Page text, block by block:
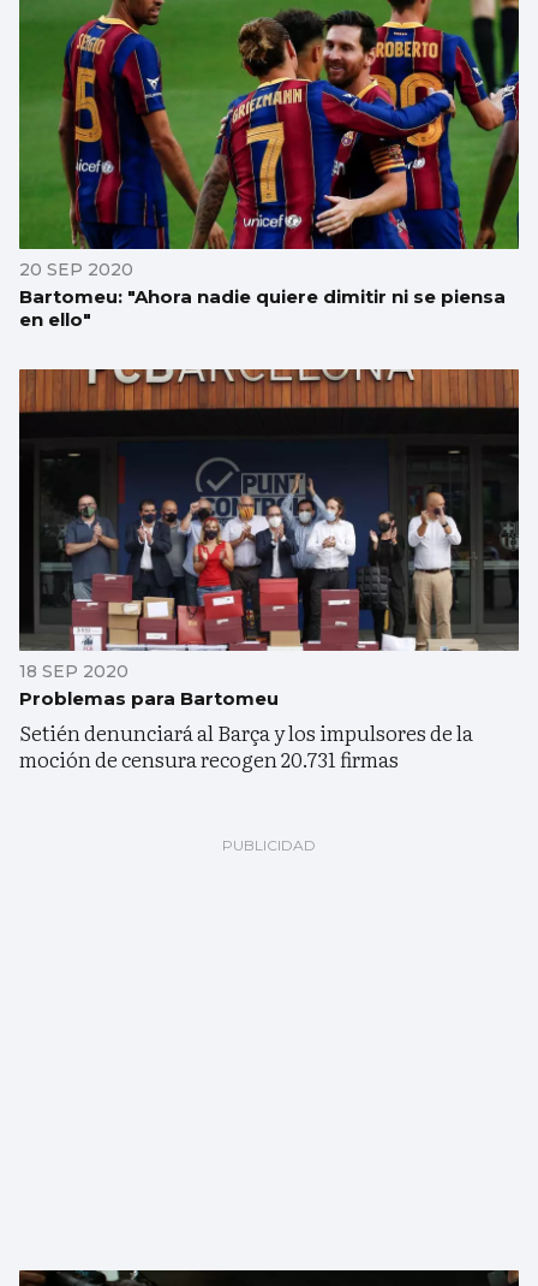
20 SEP 2020
Bartomeu: "Ahora nadie quiere dimitir ni se piensa
en ello"
18 SEP 2020
Problemas para Bartomeu
Setién denunciará al Barça y los impulsores de la
moción de censura recogen 20.731 firmas